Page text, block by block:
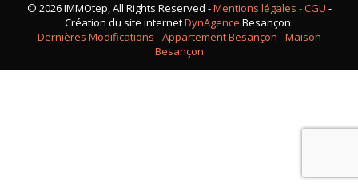
© 2026 IMMOtep, All Rights Reserved -Mentions légales - CGU -
Création du site internetDynAgence Besançon.
Dernières Modifications -Appartement Besançon -Maison
Besançon